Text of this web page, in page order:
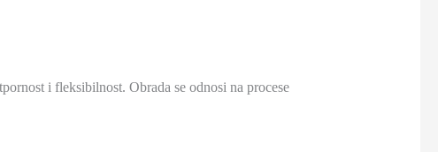
i fleksibilnost. Obrada se odnosi na procese